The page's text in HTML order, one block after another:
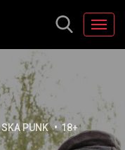
SKA PUNK 18+